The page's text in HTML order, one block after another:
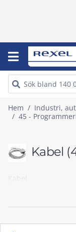
Hem
Industri,
45 -
Kabel